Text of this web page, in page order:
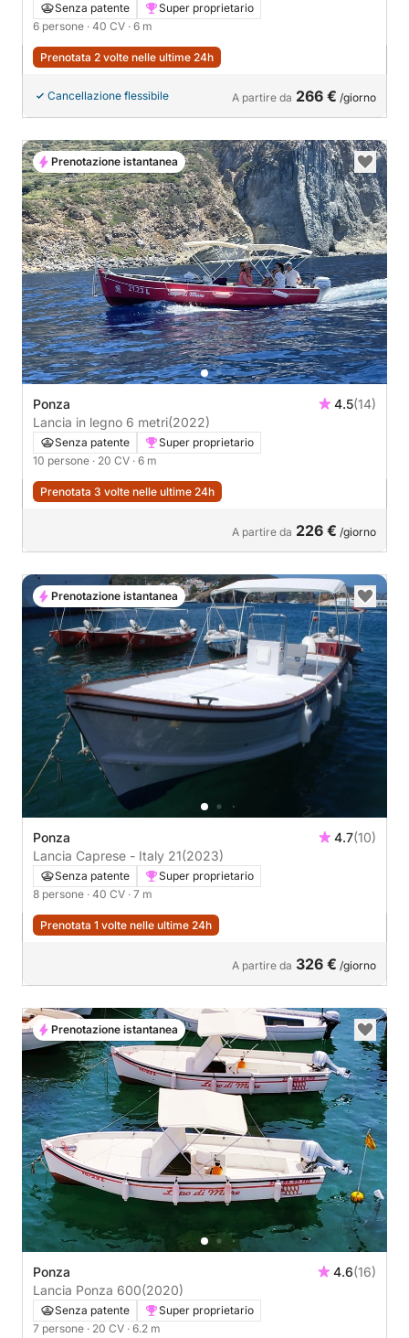
Senza patente
Super proprietario
6 persone · 40 CV · 6 m
Prenotata 2 volte nelle ultime 24h
Cancellazione flessibile A partire da 266 € /giorno
Ponza 4.5(14)
Lancia in legno 6 metri(2022)
Senza patente
Super proprietario
10 persone · 20 CV · 6 m
Prenotata 3 volte nelle ultime 24h
A partire da 226 € /giorno
Prenotazione istantanea
Ponza 4.7(10)
Lancia Caprese - Italy 21(2023)
Senza patente
Super proprietario
8 persone · 40 CV · 7 m
Prenotata 1 volte nelle ultime 24h
A partire da 326 € /giorno
Prenotazione istantanea
Ponza 4.6(16)
Lancia Ponza 600(2020)
Senza patente
Super proprietario
7 persone · 20 CV · 6.2 m
Prenotazione istantanea